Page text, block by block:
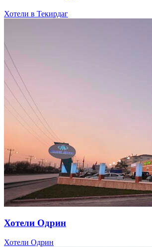
Хотели в Текирдаг
Хотели Одрин
Хотели Одрин